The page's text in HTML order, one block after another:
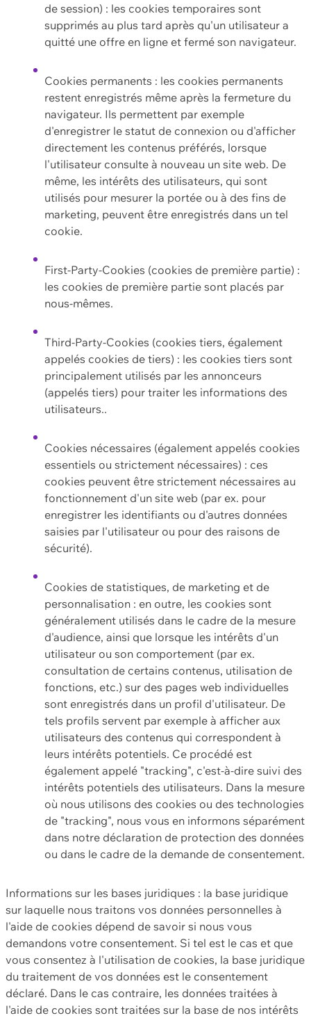
de session) : les cookies temporaires sont
supprimés au plus tard après qu'un utilisateur a
quitté une offre en ligne et fermé son navigateur.
Cookies permanents : les cookies permanents
restent enregistrés même après la fermeture du
navigateur. Ils permettent par exemple
d'enregistrer le statut de connexion ou d'afficher
directement les contenus préférés, lorsque
l'utilisateur consulte à nouveau un site web. De
même, les intérêts des utilisateurs, qui sont
utilisés pour mesurer la portée ou à des fins de
marketing, peuvent être enregistrés dans un tel
cookie.
First-Party-Cookies (cookies de première partie) :
les cookies de première partie sont placés par
nous-mêmes.
Third-Party-Cookies (cookies tiers, également
appelés cookies de tiers) : les cookies tiers sont
principalement utilisés par les annonceurs
(appelés tiers) pour traiter les informations des
utilisateurs..
Cookies nécessaires (également appelés cookies
essentiels ou strictement nécessaires) : ces
cookies peuvent être strictement nécessaires au
fonctionnement d'un site web (par ex. pour
enregistrer les identifiants ou d'autres données
saisies par l'utilisateur ou pour des raisons de
sécurité).
Cookies de statistiques, de marketing et de
personnalisation : en outre, les cookies sont
généralement utilisés dans le cadre de la mesure
d'audience, ainsi que lorsque les intérêts d'un
utilisateur ou son comportement (par ex.
consultation de certains contenus, utilisation de
fonctions, etc.) sur des pages web individuelles
sont enregistrés dans un profil d'utilisateur. De
tels profils servent par exemple à afficher aux
utilisateurs des contenus qui correspondent à
leurs intérêts potentiels. Ce procédé est
également appelé "tracking", c'est-à-dire suivi des
intérêts potentiels des utilisateurs. Dans la mesure
où nous utilisons des cookies ou des technologies
de "tracking", nous vous en informons séparément
dans notre déclaration de protection des données
ou dans le cadre de la demande de consentement.
Informations sur les bases juridiques : la base juridique
sur laquelle nous traitons vos données personnelles à
l'aide de cookies dépend de savoir si nous vous
demandons votre consentement. Si tel est le cas et que
vous consentez à l'utilisation de cookies, la base juridique
du traitement de vos données est le consentement
déclaré. Dans le cas contraire, les données traitées à
l'aide de cookies sont traitées sur la base de nos intérêts